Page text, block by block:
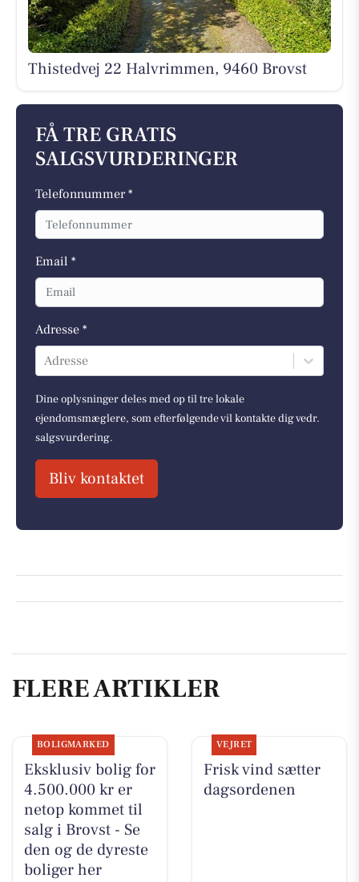
Thistedvej 22 Halvrimmen, 9460 Brovst
FÅ TRE GRATIS
SALGSVURDERINGER
Telefonnummer *
Email *
Adresse *
Adresse
Dine oplysninger deles med op til tre lokale
ejendomsmæglere, som efterfølgende vil kontakte dig vedr.
salgsvurdering.
Bliv kontaktet
FLERE ARTIKLER
BOLIGMARKED
Eksklusiv bolig for
4.500.000 kr er
netop kommet til
salg i Brovst - Se
den og de dyreste
boliger her
VEJRET
Frisk vind sætter
dagsordenen